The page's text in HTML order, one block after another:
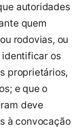
autoridades
quem
rodovias, ou
os
proprietários,
e que o
deve
à convocação